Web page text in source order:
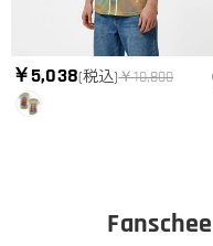
￥5,038(税込)￥10,800